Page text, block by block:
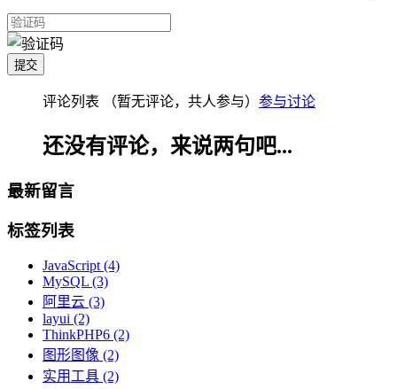
评论列表 （暂无评论，共人参与） 参与讨论
还没有评论，来说两句吧...
最新留言
标签列表
JavaScript (4)
MySQL (3)
阿里云 (3)
layui (2)
ThinkPHP6 (2)
图形图像 (2)
实用工具 (2)